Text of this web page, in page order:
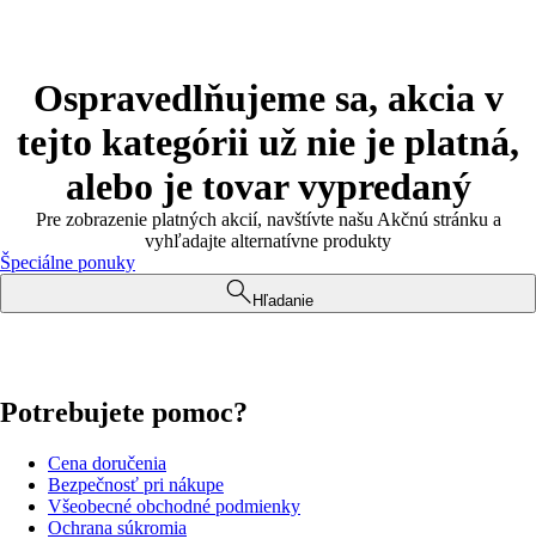
Ospravedlňujeme sa, akcia v
tejto kategórii už nie je platná,
alebo je tovar vypredaný
Pre zobrazenie platných akcií, navštívte našu Akčnú stránku a
vyhľadajte alternatívne produkty
Špeciálne ponuky
Hľadanie
Potrebujete pomoc?
Cena doručenia
Bezpečnosť pri nákupe
Všeobecné obchodné podmienky
Ochrana súkromia